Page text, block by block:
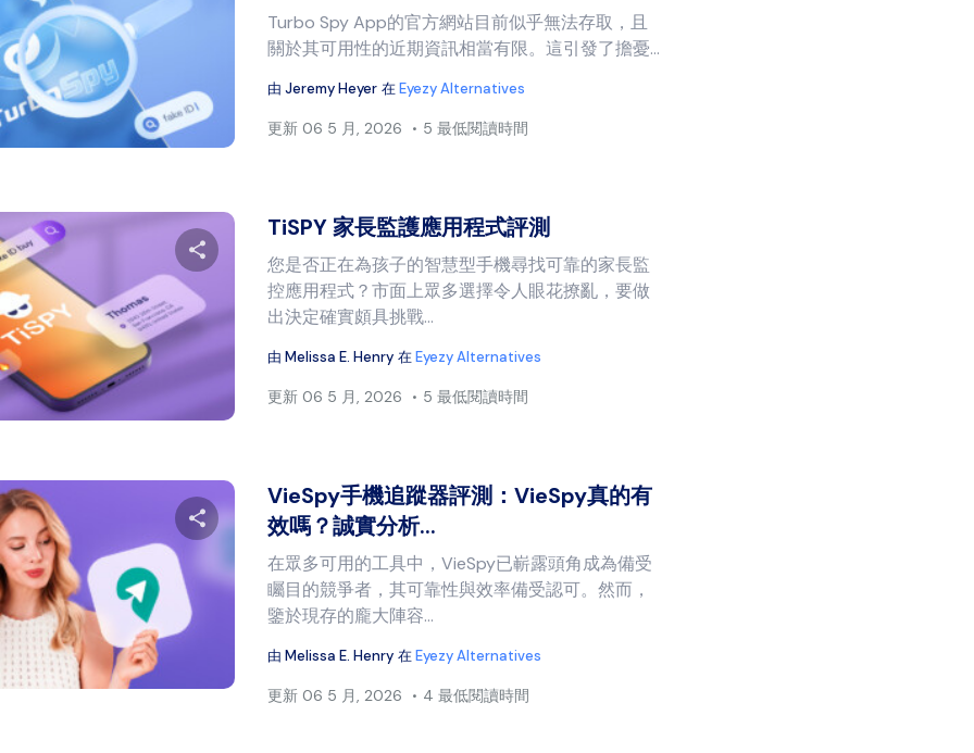
分享本文
推特 臉書 複製連結
Turbo Spy App的官方網站目前似乎無法存取，且
關於其可用性的近期資訊相當有限。這引發了擔憂...
由Jeremy Heyer 在Eyezy Alternatives
更新 06 5 月, 2026 5 最低閱讀時間
分享本文
臉書 複製連結
TiSPY 家長監護應用程式評測
您是否正在為孩子的智慧型手機尋找可靠的家長監
控應用程式？市面上眾多選擇令人眼花撩亂，要做
出決定確實頗具挑戰...
由Melissa E. Henry 在Eyezy Alternatives
更新 06 5 月, 2026 5 最低閱讀時間
分享本文
臉書 複製連結
VieSpy手機追蹤器評測：VieSpy真的有
效嗎？誠實分析...
在眾多可用的工具中，VieSpy已嶄露頭角成為備受
矚目的競爭者，其可靠性與效率備受認可。然而，
鑒於現存的龐大陣容...
由Melissa E. Henry 在Eyezy Alternatives
更新 06 5 月, 2026 4 最低閱讀時間